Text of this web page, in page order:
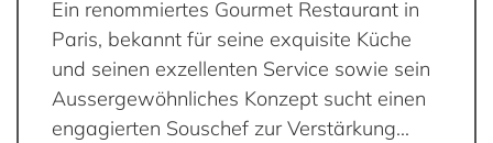
Ein renommiertes Gourmet Restaurant in
Paris, bekannt für seine exquisite Küche
und seinen exzellenten Service sowie sein
Aussergewöhnliches Konzept sucht einen
engagierten Souschef zur Verstärkung...